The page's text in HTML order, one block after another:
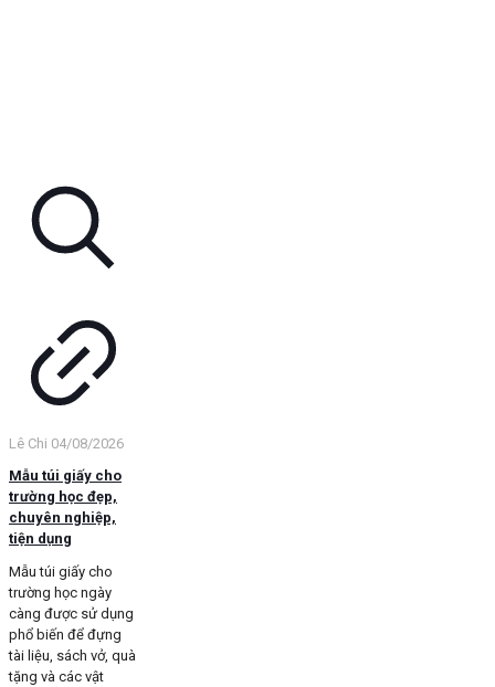
Lê Chi 04/08/2026
Mẫu túi giấy cho
trường học đẹp,
chuyên nghiệp,
tiện dụng
Mẫu túi giấy cho
trường học ngày
càng được sử dụng
phổ biến để đựng
tài liệu, sách vở, quà
tặng và các vật